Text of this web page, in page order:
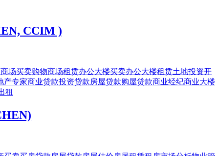
CCIM )
场买卖购物商场租赁办公大楼买卖办公大楼租赁土地投资开
产专家商业贷款投资贷款房屋贷款购屋贷款商业经纪商业大楼
租